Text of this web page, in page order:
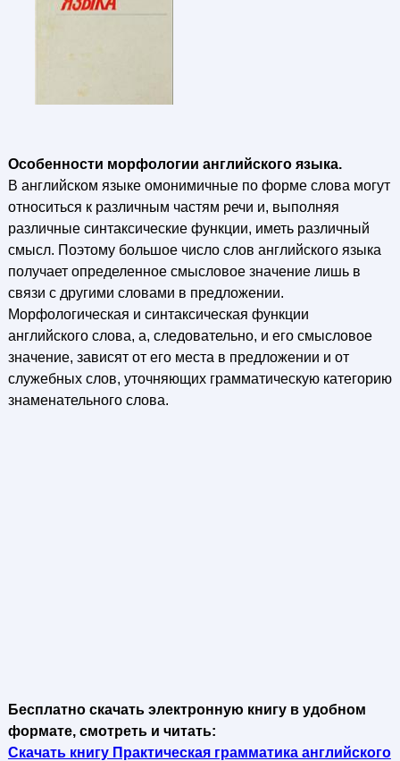
Особенности морфологии английского языка.
В английском языке омонимичные по форме слова могут
относиться к различным частям речи и, выполняя
различные синтаксические функции, иметь различный
смысл. Поэтому большое число слов английского языка
получает определенное смысловое значение лишь в
связи с другими словами в предложении.
Морфологическая и синтаксическая функции
английского слова, а, следовательно, и его смысловое
значение, зависят от его места в предложении и от
служебных слов, уточняющих грамматическую категорию
знаменательного слова.
Бесплатно скачать электронную книгу в удобном
формате, смотреть и читать:
Скачать книгу Практическая грамматика английского